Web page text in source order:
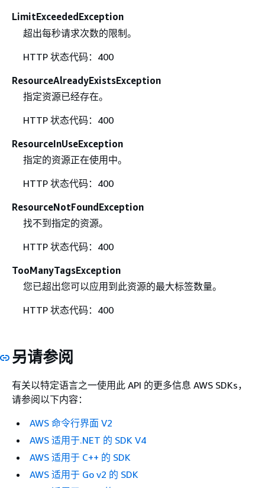
LimitExceededException
超出每秒请求次数的限制。
HTTP 状态代码：400
ResourceAlreadyExistsException
指定资源已经存在。
HTTP 状态代码：400
ResourceInUseException
指定的资源正在使用中。
HTTP 状态代码：400
ResourceNotFoundException
找不到指定的资源。
HTTP 状态代码：400
TooManyTagsException
您已超出您可以应用到此资源的最大标签数量。
HTTP 状态代码：400
另请参阅
有关以特定语言之一使用此 API 的更多信息 AWS SDKs，
请参阅以下内容：
AWS 命令行界面 V2
AWS 适用于.NET 的 SDK V4
AWS 适用于 C++ 的 SDK
AWS 适用于 Go v2 的 SDK